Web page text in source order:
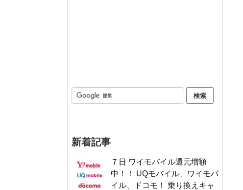
新着記事
７日 ワイモバイル還元増額
中！！ UQモバイル、ワイモバ
イル、ドコモ！ 乗り換えキャ